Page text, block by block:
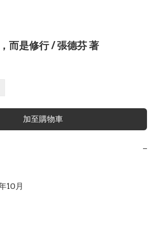
而是修行 / 張德芬 著
加至購物車
−
10月